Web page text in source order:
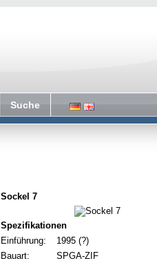
Suche
Sockel 7
Spezifikationen
Einführung:
1995 (?)
Bauart:
SPGA-ZIF